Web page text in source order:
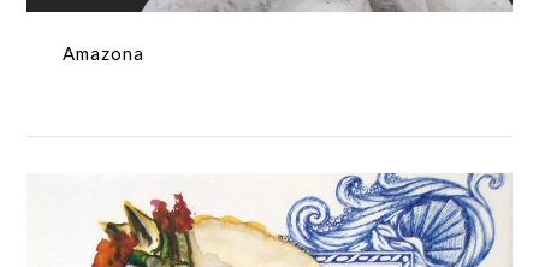
Amazona